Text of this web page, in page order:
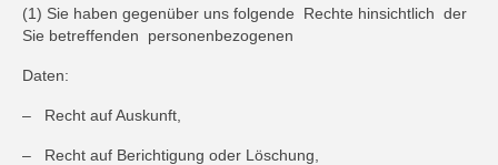
(1) Sie haben gegenüber uns folgende Rechte hinsichtlich der
Sie betreffenden personenbezogenen
Daten:
– Recht auf Auskunft,
– Recht auf Berichtigung oder Löschung,